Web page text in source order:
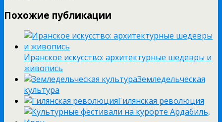
Похожие публикации
Иранское искусство: архитектурные шедевры и
живопись
Земледельческая
культура
Гилянская революция